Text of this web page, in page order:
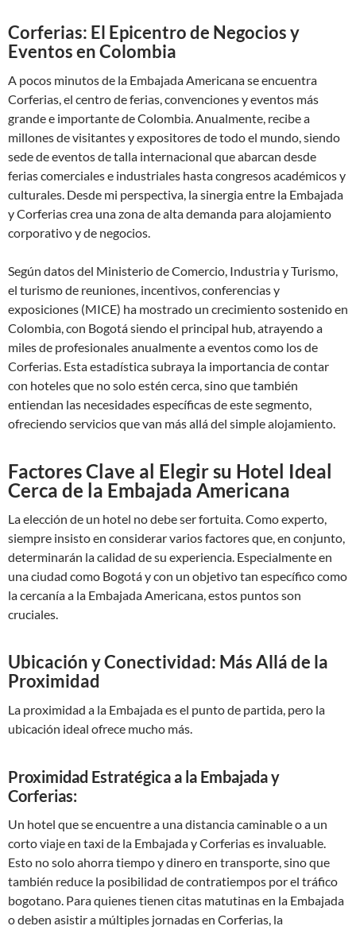
Corferias: El Epicentro de Negocios y
Eventos en Colombia
A pocos minutos de la Embajada Americana se encuentra
Corferias, el centro de ferias, convenciones y eventos más
grande e importante de Colombia. Anualmente, recibe a
millones de visitantes y expositores de todo el mundo, siendo
sede de eventos de talla internacional que abarcan desde
ferias comerciales e industriales hasta congresos académicos y
culturales. Desde mi perspectiva, la sinergia entre la Embajada
y Corferias crea una zona de alta demanda para alojamiento
corporativo y de negocios.
Según datos del Ministerio de Comercio, Industria y Turismo,
el turismo de reuniones, incentivos, conferencias y
exposiciones (MICE) ha mostrado un crecimiento sostenido en
Colombia, con Bogotá siendo el principal hub, atrayendo a
miles de profesionales anualmente a eventos como los de
Corferias. Esta estadística subraya la importancia de contar
con hoteles que no solo estén cerca, sino que también
entiendan las necesidades específicas de este segmento,
ofreciendo servicios que van más allá del simple alojamiento.
Factores Clave al Elegir su Hotel Ideal
Cerca de la Embajada Americana
La elección de un hotel no debe ser fortuita. Como experto,
siempre insisto en considerar varios factores que, en conjunto,
determinarán la calidad de su experiencia. Especialmente en
una ciudad como Bogotá y con un objetivo tan específico como
la cercanía a la Embajada Americana, estos puntos son
cruciales.
Ubicación y Conectividad: Más Allá de la
Proximidad
La proximidad a la Embajada es el punto de partida, pero la
ubicación ideal ofrece mucho más.
Proximidad Estratégica a la Embajada y
Corferias:
Un hotel que se encuentre a una distancia caminable o a un
corto viaje en taxi de la Embajada y Corferias es invaluable.
Esto no solo ahorra tiempo y dinero en transporte, sino que
también reduce la posibilidad de contratiempos por el tráfico
bogotano. Para quienes tienen citas matutinas en la Embajada
o deben asistir a múltiples jornadas en Corferias, la